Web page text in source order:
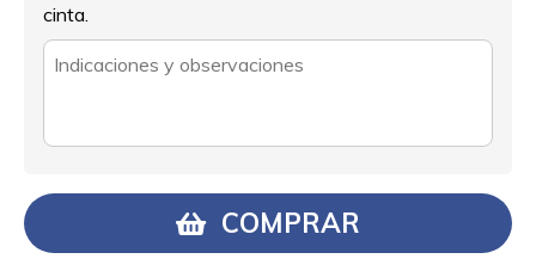
cinta.
COMPRAR